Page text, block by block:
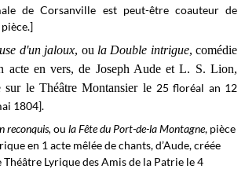
de Corsanville est peut-être coauteur de
d'un jaloux, ou la Double intrigue, comédie
acte en vers, de Joseph Aude et L. S. Lion,
sur le Théâtre Montansier le 25 floréal an 12
1804].
reconquis, ou la Fête du Port-de-la Montagne, pièce
en 1 acte mêlée de chants, d’Aude, créée
Théâtre Lyrique des Amis de la Patrie le 4